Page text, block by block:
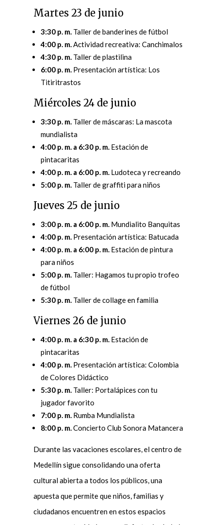
Martes 23 de junio
3:30 p. m.Taller de banderines de fútbol
4:00 p. m.Actividad recreativa: Canchimalos
4:30 p. m.Taller de plastilina
6:00 p. m.Presentación artística: Los
Titiritrastos
Miércoles 24 de junio
3:30 p. m.Taller de máscaras: La mascota
mundialista
4:00 p. m. a 6:30 p. m.Estación de
pintacaritas
4:00 p. m. a 6:00 p. m.Ludoteca y recreando
5:00 p. m.Taller de graffiti para niños
Jueves 25 de junio
3:00 p. m. a 6:00 p. m.Mundialito Banquitas
4:00 p. m.Presentación artística: Batucada
4:00 p. m. a 6:00 p. m.Estación de pintura
para niños
5:00 p. m.Taller: Hagamos tu propio trofeo
de fútbol
5:30 p. m.Taller de collage en familia
Viernes 26 de junio
4:00 p. m. a 6:30 p. m.Estación de
pintacaritas
4:00 p. m.Presentación artística: Colombia
de Colores Didáctico
5:30 p. m.Taller: Portalápices con tu
jugador favorito
7:00 p. m.Rumba Mundialista
8:00 p. m.Concierto Club Sonora Matancera
Durante las vacaciones escolares, el centro de
Medellín sigue consolidando una oferta
cultural abierta a todos los públicos, una
apuesta que permite que niños, familias y
ciudadanos encuentren en estos espacios